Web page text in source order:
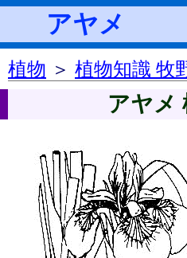
アヤメ
植物 ＞ 植物知識 牧
アヤメ